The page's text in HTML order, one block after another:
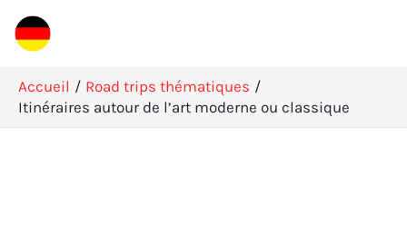
Aller
au
Accueil
Road trips thématiques
Itinéraires autour de l’art moderne ou classique
R
e
h